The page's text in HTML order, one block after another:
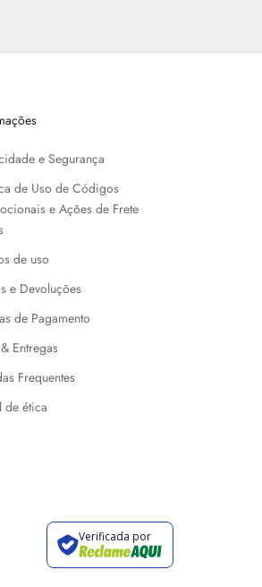
e Segurança
de Uso de Códigos
e Ações de Frete
de uso
e Devoluções
de Pagamento
Entregas
Frequentes
de ética
Verificada por